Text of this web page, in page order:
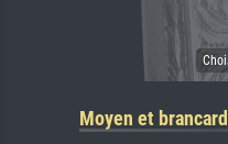
Moyen et brancard